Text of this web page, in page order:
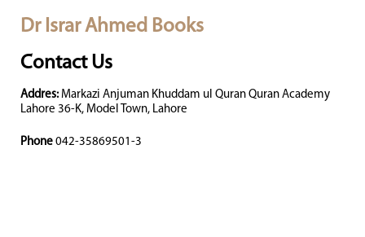
Dr Israr Ahmed Books
Contact Us
Addres: Markazi Anjuman Khuddam ul Quran Quran Academy
Lahore 36-K, Model Town, Lahore
Phone 042-35869501-3